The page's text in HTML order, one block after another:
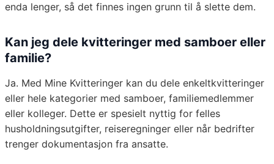
enda lenger, så det finnes ingen grunn til å slette dem.
Kan jeg dele kvitteringer med samboer eller
familie?
Ja. Med Mine Kvitteringer kan du dele enkeltkvitteringer
eller hele kategorier med samboer, familiemedlemmer
eller kolleger. Dette er spesielt nyttig for felles
husholdningsutgifter, reiseregninger eller når bedrifter
trenger dokumentasjon fra ansatte.